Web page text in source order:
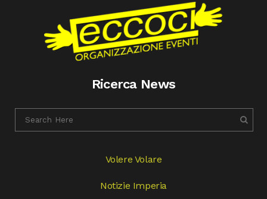
Ricerca News
Volere Volare
Notizie Imperia